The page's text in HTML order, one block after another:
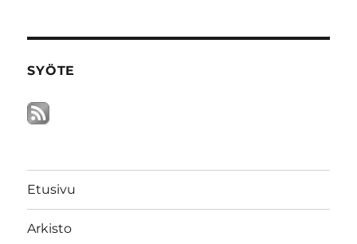
SYÖTE
Etusivu
Arkisto